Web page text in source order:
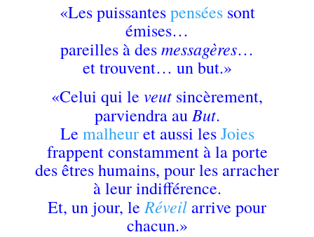
«Les puissantespenséessont
émises…
pareilles à desmessagères…
et trouvent… un but.»
«Celui qui le veut sincèrement,
parviendra au But.
Le malheuret aussi lesJoies
frappent constamment à la porte
des êtres humains, pour les arracher
à leur indifférence.
Et, un jour, leRéveil arrive pour
chacun.»